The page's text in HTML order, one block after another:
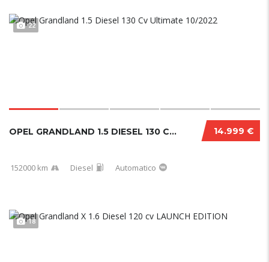
22
14.999 €
OPEL GRANDLAND 1.5 DIESEL 130 CV ULTIMATE 10/2022
152000 km Diesel Automatico
18